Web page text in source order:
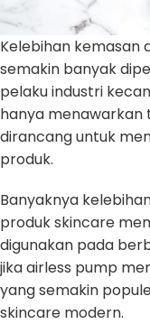
Kelebihan kemasan
semakin banyak
pelaku industri
hanya menawarkan
dirancang untuk
produk.
Banyaknya
produk skincare
digunakan pada
jika airless pump
yang semakin
skincare modern.